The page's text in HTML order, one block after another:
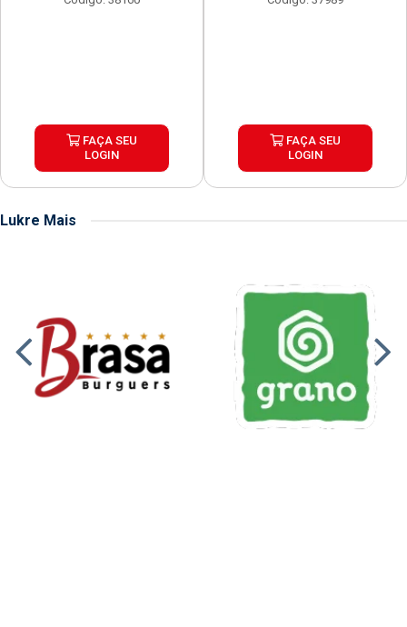
FAÇA SEU
LOGIN
FAÇA SEU
LOGIN
Lukre Mais